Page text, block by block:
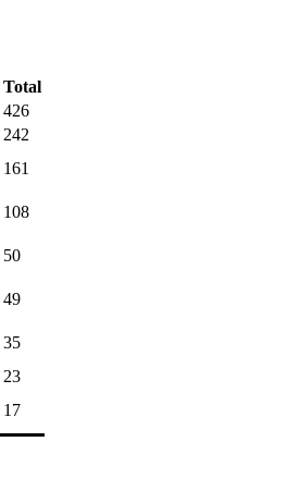
Total
426
242
161
108
50
49
35
23
17